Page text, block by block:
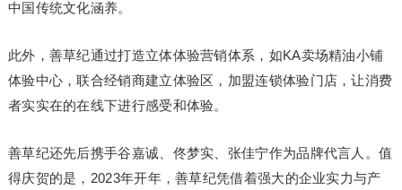
中国传统文化涵养。
此外，善草纪通过打造立体体验营销体系，如KA卖场精油小铺
体验中心，联合经销商建立体验区，加盟连锁体验门店，让消费
者实实在的在线下进行感受和体验。
善草纪还先后携手谷嘉诚、佟梦实、张佳宁作为品牌代言人。值
得庆贺的是，2023年开年，善草纪凭借着强大的企业实力与产